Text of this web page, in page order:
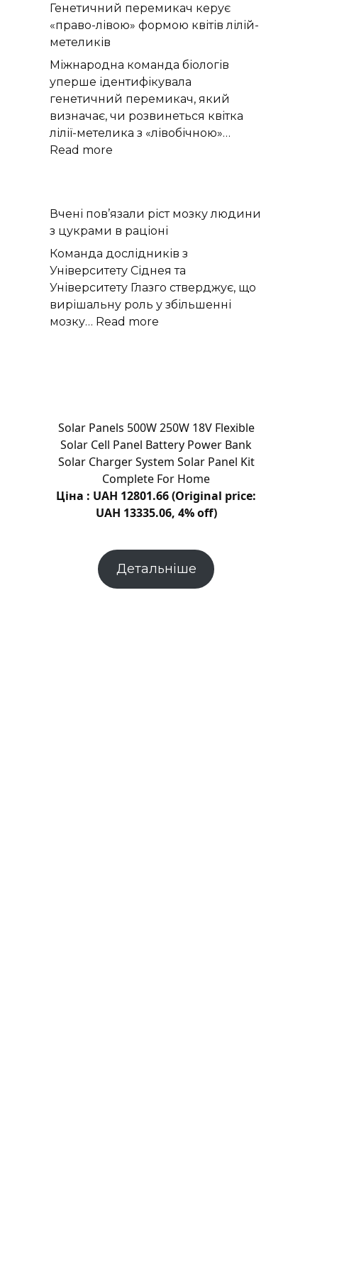
Хмельницького
шквали:
яку
чекати
на
Хмельниччині
8
серпня
Генетичний перемикач керує
«право-лівою» формою квітів лілій-
метеликів
Міжнародна команда біологів
уперше ідентифікувала
генетичний перемикач, який
визначає, чи розвинеться квітка
лілії-метелика з «лівобічною»…
Read more
«право-
лівою»
формою
квітів
лілій-
метеликів
Вчені пов’язали ріст мозку людини
з цукрами в раціоні
Команда дослідників з
Університету Сіднея та
Університету Глазго стверджує, що
вирішальну роль у збільшенні
мозку… Read more
з
цукрами
в
раціоні
Solar Panels 500W 250W 18V Flexible
Solar Cell Panel Battery Power Bank
Solar Charger System Solar Panel Kit
Complete For Home
Ціна : UAH 12801.66 (Original price:
UAH 13335.06, 4% off)
Детальніше